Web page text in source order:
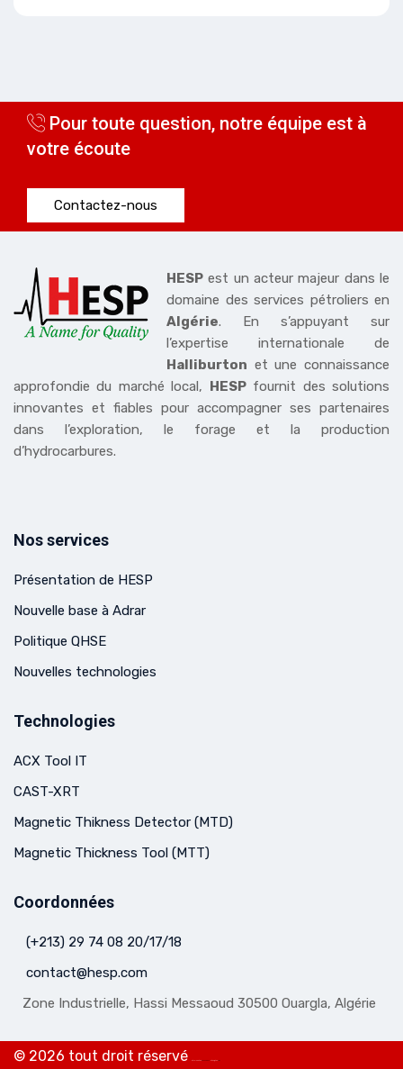
Pour toute question, notre équipe est à
votre écoute
Contactez-nous
HESP est un acteur majeur dans le
domaine des services pétroliers en
Algérie. En s’appuyant sur
l’expertise internationale de
Halliburton et une connaissance
approfondie du marché local, HESPfournit des solutions
innovantes et fiables pour accompagner ses partenaires
dans l’exploration, le forage et la production
d’hydrocarbures.
Nos services
Présentation de HESP
Nouvelle base à Adrar
Politique QHSE
Nouvelles technologies
Technologies
ACX Tool IT
CAST-XRT
Magnetic Thikness Detector (MTD)
Magnetic Thickness Tool (MTT)
Coordonnées
(+213) 29 74 08 20/17/18
contact@hesp.com
Zone Industrielle, Hassi Messaoud 30500 Ouargla, Algérie
© 2026 tout droit réservé